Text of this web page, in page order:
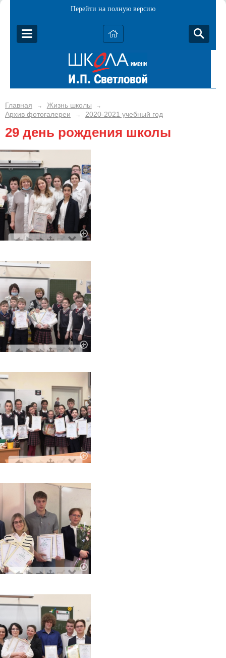
Перейти на полную версию
Главная → Жизнь школы →
Архив фотогалереи → 2020-2021 учебный год
29 день рождения школы